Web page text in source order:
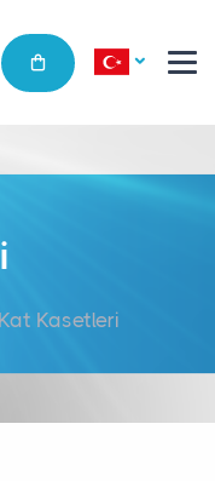
Kasetleri